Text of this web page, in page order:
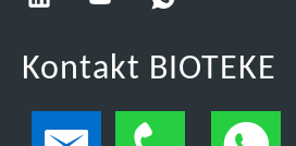
Kontakt BIOTEKE